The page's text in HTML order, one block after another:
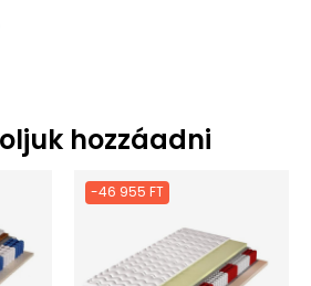
hozzáadni
-46 955 FT